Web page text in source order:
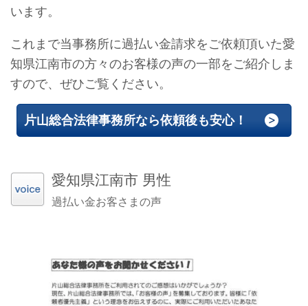
います。
これまで当事務所に過払い金請求をご依頼頂いた愛
知県江南市の方々のお客様の声の一部をご紹介しま
すので、ぜひご覧ください。
片山総合法律事務所なら依頼後も安心！
愛知県江南市 男性
過払い金お客さまの声